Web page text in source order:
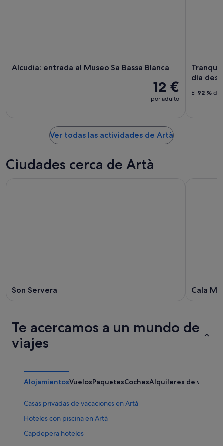
Alcudia: entrada al Museo Sa Bassa Blanca
12 €
por adulto
día
El 92 % de
Ver todas las actividades de Artà
Ciudades cerca de Artà
Son Servera Cala
Te acercamos a un mundo de
viajes
AlojamientosVuelosPaquetesCochesAlquileres de
Casas privadas de vacaciones en Artà
Hoteles con piscina en Artà
Capdepera hoteles